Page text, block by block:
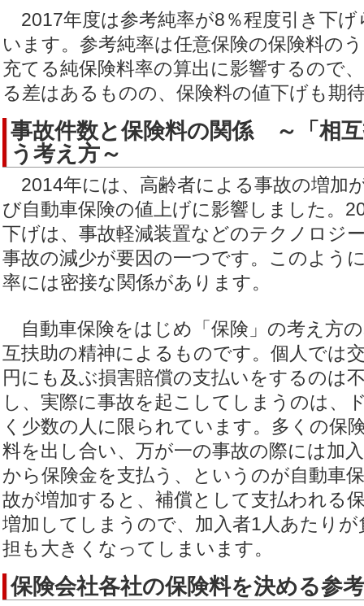
2017年度は参考純率が8％程度引き下
います。参考純率は任意保険の保険料の
充てる純保険料率の算出に影響するので
る差はあるものの、保険料の値下げも期
事故件数と保険料の関係 ～「相
う考え方～
2014年には、高齢者による事故の増加
び自動車保険の値上げに影響しました。
下げは、事故軽減装置などのテクノロジ
事故の減少が要因の一つです。このよう
率には密接な関係があります。
自動車保険をはじめ「保険」の考え方
互扶助の精神によるものです。個人では
円にも及ぶ損害賠償の支払いをするのは
し、実際に事故を起こしてしまうのは、
く少数の人に限られています。多くの保
料を出し合い、万が一の事故の際には加
から保険金を支払う、というのが自動車
故が増加すると、補償として支払われる
増加してしまうので、加入者1人あたり
担も大きくなってしまいます。
保険会社各社の保険料を決める参